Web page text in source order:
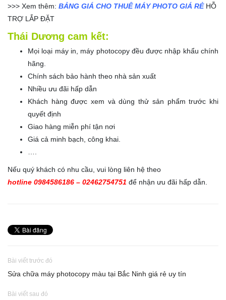
>>> Xem thêm: BẢNG GIÁ CHO THUÊ MÁY PHOTO GIÁ RẺHỖ
TRỢ LẮP ĐẶT
Thái Dương cam kết:
Mọi loại máy in, máy photocopy đều được nhập khẩu chính
hãng.
Chính sách bảo hành theo nhà sản xuất
Nhiều ưu đãi hấp dẫn
Khách hàng được xem và dùng thử sản phẩm trước khi
quyết định
Giao hàng miễn phí tận nơi
Giá cả minh bạch, công khai.
….
Nếu quý khách có nhu cầu, vui lòng liên hệ theo
hotline 0984586186 – 02462754751 để nhận ưu đãi hấp dẫn.
Bài viết trước đó
Sửa chữa máy photocopy màu tại Bắc Ninh giá rẻ uy tín
Bài viết sau đó